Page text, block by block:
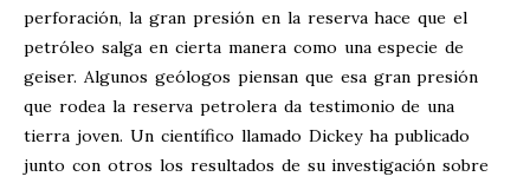
perforación, la gran presión en la reserva hace que el
petróleo salga en cierta manera como una especie de
geiser. Algunos geólogos piensan que esa gran presión
que rodea la reserva petrolera da testimonio de una
tierra joven. Un científico llamado Dickey ha publicado
junto con otros los resultados de su investigación sobre